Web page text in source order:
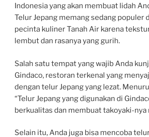
Indonesia yang akan membuat lidah
Telur Jepang memang sedang populer
pecinta kuliner Tanah Air karena
lembut dan rasanya yang gurih.
Salah satu tempat yang wajib Anda
Gindaco, restoran terkenal yang
dengan telur Jepang yang lezat.
“Telur Jepang yang digunakan di
berkualitas dan membuat takoyaki-nya
Selain itu, Anda juga bisa mencoba